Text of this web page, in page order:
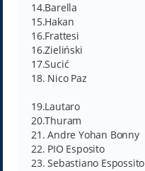
14.Barella
15.Hakan
16.Frattesi
16.Zieliński
17.Sucić
18. Nico Paz
19.Lautaro
20.Thuram
21. Andre Yohan Bonny
22. PIO Esposito
23. Sebastiano Espossito